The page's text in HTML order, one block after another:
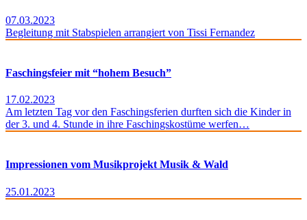
07.03.2023
Begleitung mit Stabspielen arrangiert von Tissi Fernandez
Faschingsfeier mit “hohem Besuch”
17.02.2023
Am letzten Tag vor den Faschingsferien durften sich die Kinder in
der 3. und 4. Stunde in ihre Faschingskostüme werfen…
Impressionen vom Musikprojekt Musik & Wald
25.01.2023